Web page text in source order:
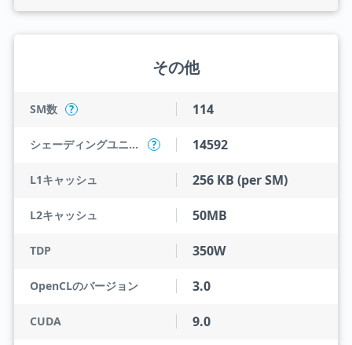
その他
SM数 ? 114
シェーディングユニット ? 14592
L1キャッシュ 256 KB (per SM)
L2キャッシュ 50MB
TDP 350W
OpenCLのバージョン 3.0
CUDA 9.0